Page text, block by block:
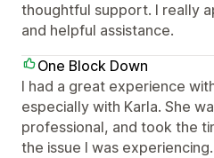
thoughtful support. I really
and helpful assistance.
One Block Down
I had a great experience
especially with Karla. She
professional, and took the
the issue I was